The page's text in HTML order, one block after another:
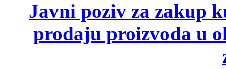
Javni poziv za zakup
prodaju proizvoda u